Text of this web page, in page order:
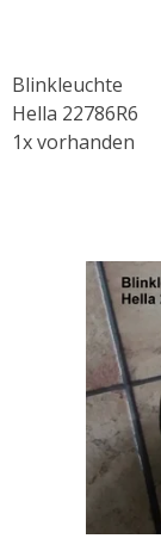
Blinkleuchte
Hella 22786R6
1x vorhanden